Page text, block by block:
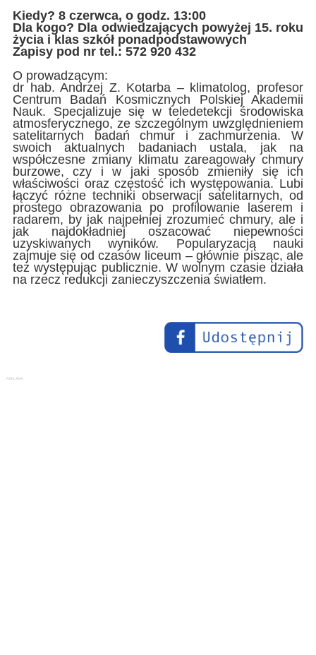
Kiedy? 8 czerwca, o godz. 13:00
Dla kogo? Dla odwiedzających powyżej 15. roku
życia i klas szkół ponadpodstawowych
Zapisy pod nr tel.: 572 920 432
O prowadzącym:
dr hab. Andrzej Z. Kotarba – klimatolog, profesor
Centrum Badań Kosmicznych Polskiej Akademii
Nauk. Specjalizuje się w teledetekcji środowiska
atmosferycznego, ze szczególnym uwzględnieniem
satelitarnych badań chmur i zachmurzenia. W
swoich aktualnych badaniach ustala, jak na
współczesne zmiany klimatu zareagowały chmury
burzowe, czy i w jaki sposób zmieniły się ich
właściwości oraz częstość ich występowania. Lubi
łączyć różne techniki obserwacji satelitarnych, od
prostego obrazowania po profilowanie laserem i
radarem, by jak najpełniej zrozumieć chmury, ale i
jak najdokładniej oszacować niepewności
uzyskiwanych wyników. Popularyzacją nauki
zajmuje się od czasów liceum – głównie pisząc, ale
też występując publicznie. W wolnym czasie działa
na rzecz redukcji zanieczyszczenia światłem.